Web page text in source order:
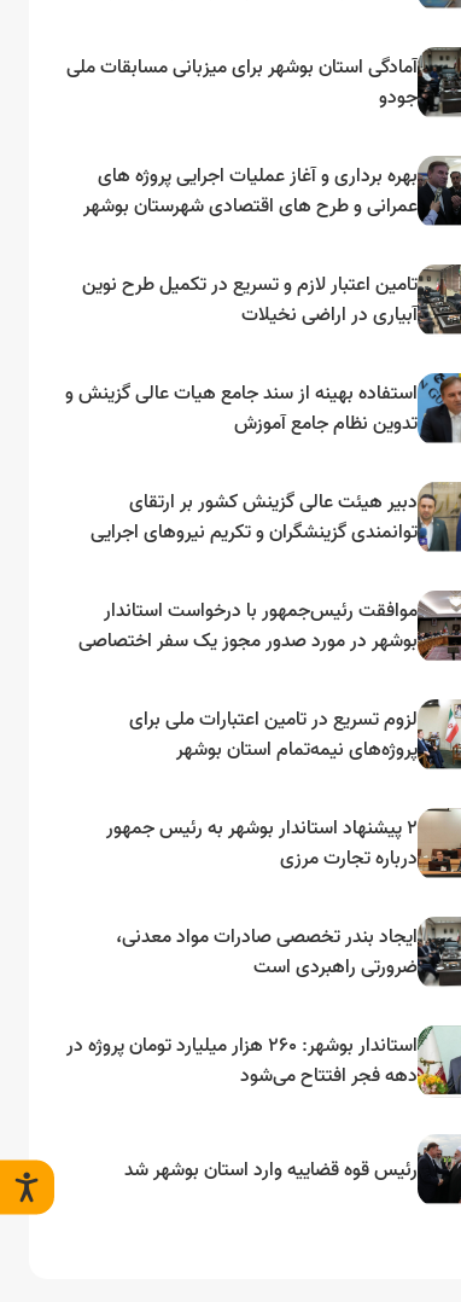
آمادگی استان بوشهر برای میزبانی مسابقات ملی
جودو
بهره برداری و آغاز عملیات اجرایی پروژه های
عمرانی و طرح های اقتصادی شهرستان بوشهر
تامین اعتبار لازم و تسریع در تکمیل طرح نوین
آبیاری در اراضی نخیلات
استفاده بهینه از سند جامع هیات عالی گزینش و‌
تدوین نظام جامع آموزش
دبیر هیئت عالی گزینش کشور بر ارتقای
توانمندی گزینشگران و تکریم نیروهای اجرایی
موافقت رئیس‌جمهور با درخواست استاندار
بوشهر در مورد صدور مجوز یک سفر اختصاصی
لزوم تسریع در تامین اعتبارات ملی برای
پروژه‌های نیمه‌تمام استان بوشهر
۲ پیشنهاد استاندار بوشهر به رئیس جمهور
درباره تجارت مرزی
ایجاد بندر تخصصی صادرات مواد معدنی،
ضرورتی راهبردی است
استاندار بوشهر: ۲۶۰ هزار میلیارد تومان پروژه در
دهه فجر افتتاح می‌شود
رئیس قوه قضاییه وارد استان بوشهر شد